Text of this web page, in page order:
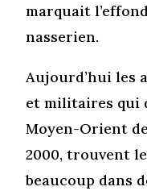
marquait
nasserien.
Aujourd’hui les
et militaires qui
Moyen-Orient
2000, trouvent
beaucoup dans